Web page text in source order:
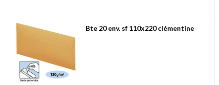
Bte 20 env. sf 110x220 clémentine